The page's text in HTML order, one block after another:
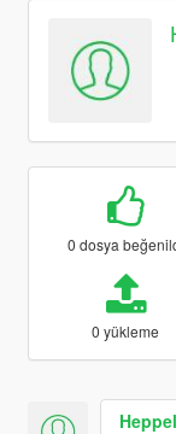
0 dosya
0 yükleme